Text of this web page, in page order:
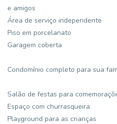
e amigos
Área de serviço independente
Piso em porcelanato
Garagem coberta
Condomínio completo para sua
Salão de festas para
Espaço com churrasqueira
Playground para as crianças